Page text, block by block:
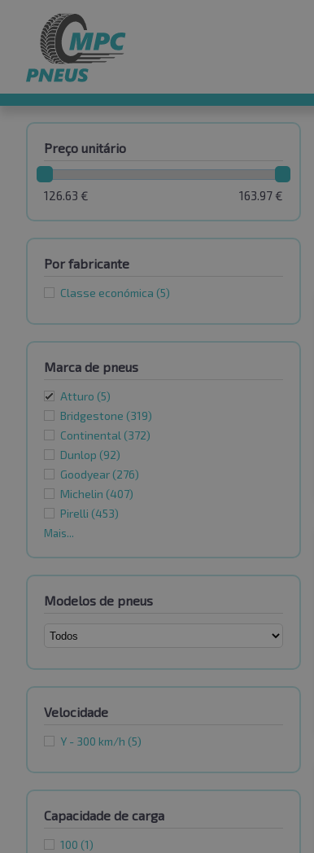
Preço unitário
163.97 €
126.63 €
Por fabricante
Classe económica (5)
Marca de pneus
Atturo (5)
Bridgestone (319)
Continental (372)
Dunlop (92)
Goodyear (276)
Michelin (407)
Pirelli (453)
Mais...
Modelos de pneus
Velocidade
Y - 300 km/h (5)
Capacidade de carga
100 (1)